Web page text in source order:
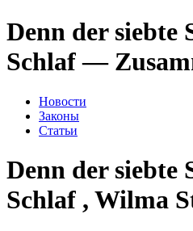
Denn der siebte
Schlaf —
Новости
Законы
Статьи
Denn der siebte
Schlaf , Wilma